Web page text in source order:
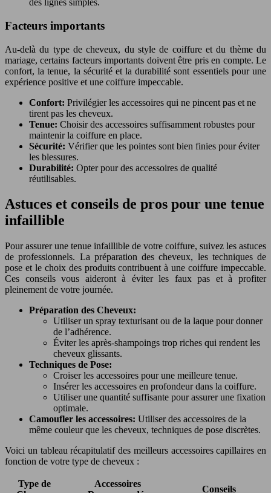
des lignes simples.
Facteurs importants
Au-delà du type de cheveux, du style de coiffure et du thème du
mariage, certains facteurs importants doivent être pris en compte. Le
confort, la tenue, la sécurité et la durabilité sont essentiels pour une
expérience positive et une coiffure impeccable.
Confort: Privilégier les accessoires qui ne pincent pas et ne
tirent pas les cheveux.
Tenue: Choisir des accessoires suffisamment robustes pour
maintenir la coiffure en place.
Sécurité: Vérifier que les pointes sont bien finies pour éviter
les blessures.
Durabilité: Opter pour des accessoires de qualité
réutilisables.
Astuces et conseils de pros pour une tenue
infaillible
Pour assurer une tenue infaillible de votre coiffure, suivez les astuces
de professionnels. La préparation des cheveux, les techniques de
pose et le choix des produits contribuent à une coiffure impeccable.
Ces conseils vous aideront à éviter les faux pas et à profiter
pleinement de votre journée.
Préparation des Cheveux:
Utiliser un spray texturisant ou de la laque pour donner
de l’adhérence.
Éviter les après-shampoings trop riches qui rendent les
cheveux glissants.
Techniques de Pose:
Croiser les accessoires pour une meilleure tenue.
Insérer les accessoires en profondeur dans la coiffure.
Utiliser une quantité suffisante pour assurer une fixation
optimale.
Camoufler les accessoires: Utiliser des accessoires de la
même couleur que les cheveux, techniques de pose discrètes.
Voici un tableau récapitulatif des meilleurs accessoires capillaires en
fonction de votre type de cheveux :
Type de
Accessoires
Conseils